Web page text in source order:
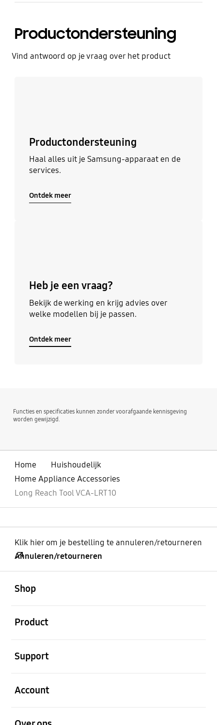
Productondersteuning
Vind antwoord op je vraag over het product
Productondersteuning
Haal alles uit je Samsung-apparaat en de
services.
Ontdek meer
Heb je een vraag?
Bekijk de werking en krijg advies over
welke modellen bij je passen.
Ontdek meer
Functies en specificaties kunnen zonder voorafgaande kennisgeving
worden gewijzigd.
Home
Huishoudelijk
Home Appliance Accessories
Long Reach Tool VCA-LRT10
Klik hier om je bestelling te annuleren/retourneren
Annuleren/retourneren
Shop
Product
Support
Account